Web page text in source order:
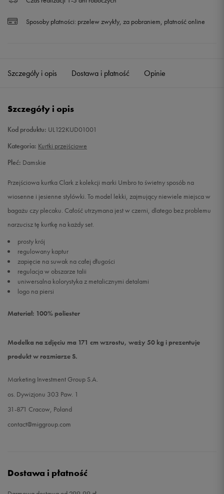
Sposoby płatności: przelew zwykły, za pobraniem, płatność online
Szczegóły i opis Dostawa i płatność Opinie
Szczegóły i opis
Kod produktu: UL122KUD01001
Kategoria: Kurtki przejściowe
Płeć: Damskie
Przejściowa kurtka Clark z kolekcji marki Umbro to świetny sposób na
wiosenne i jesienne stylówki. To model lekki, zajmujący niewiele miejsca w
bagażu czy plecaku. Całość utrzymana jest w czerni, dlatego bez problemu
narzucisz tę kurtkę na każdy set.
prosty krój
regulowany kaptur
zapięcie na suwak na całej długości
regulacja w obszarze talii
uniwersalna kolorystyka z metalicznymi detalami
logo na piersi
Materiał: 100% poliester
Modelka na zdjęciu ma 171 cm wzrostu, waży 50 kg i prezentuje
produkt w rozmiarze S.
Marketing Investment Group S.A.
os. Dywizjonu 303 Paw. 1
31-871 Cracow, Poland
contact@miggroup.com
Dostawa i płatność